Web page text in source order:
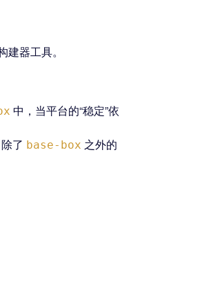
建器工具。
中，当平台的“稳定”依
除了 base-box 之外的